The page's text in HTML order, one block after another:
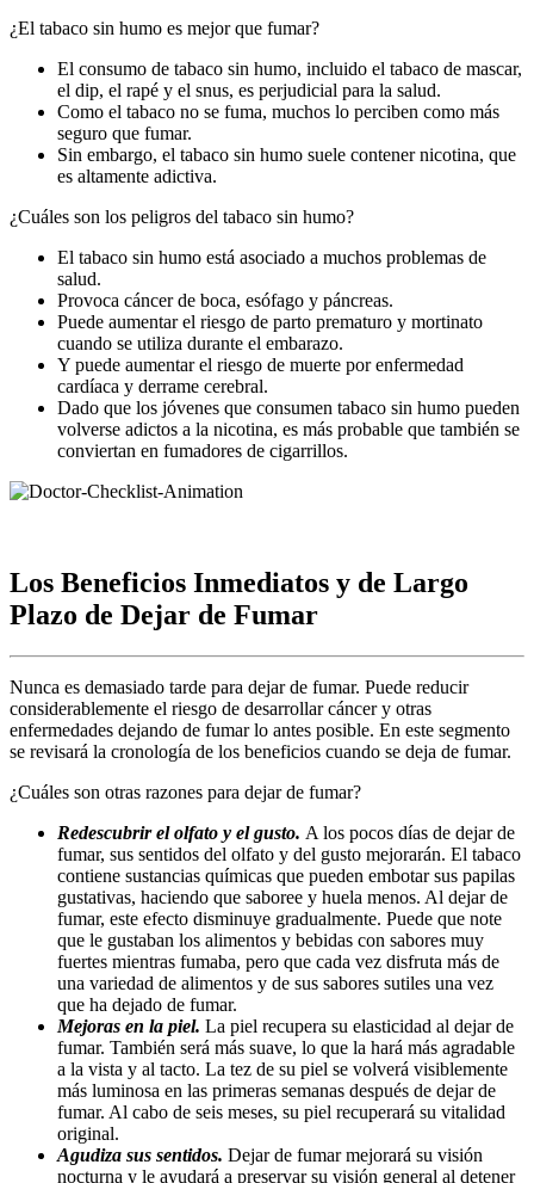
¿El tabaco sin humo es mejor que fumar?
El consumo de tabaco sin humo, incluido el tabaco de mascar,
el dip, el rapé y el snus, es perjudicial para la salud.
Como el tabaco no se fuma, muchos lo perciben como más
seguro que fumar.
Sin embargo, el tabaco sin humo suele contener nicotina, que
es altamente adictiva.
¿Cuáles son los peligros del tabaco sin humo?
El tabaco sin humo está asociado a muchos problemas de
salud.
Provoca cáncer de boca, esófago y páncreas.
Puede aumentar el riesgo de parto prematuro y mortinato
cuando se utiliza durante el embarazo.
Y puede aumentar el riesgo de muerte por enfermedad
cardíaca y derrame cerebral.
Dado que los jóvenes que consumen tabaco sin humo pueden
volverse adictos a la nicotina, es más probable que también se
conviertan en fumadores de cigarrillos.
Los Beneficios Inmediatos y de Largo
Plazo de Dejar de Fumar
Nunca es demasiado tarde para dejar de fumar. Puede reducir
considerablemente el riesgo de desarrollar cáncer y otras
enfermedades dejando de fumar lo antes posible. En este segmento
se revisará la cronología de los beneficios cuando se deja de fumar.
¿Cuáles son otras razones para dejar de fumar?
Redescubrir el olfato y el gusto. A los pocos días de dejar de
fumar, sus sentidos del olfato y del gusto mejorarán. El tabaco
contiene sustancias químicas que pueden embotar sus papilas
gustativas, haciendo que saboree y huela menos. Al dejar de
fumar, este efecto disminuye gradualmente. Puede que note
que le gustaban los alimentos y bebidas con sabores muy
fuertes mientras fumaba, pero que cada vez disfruta más de
una variedad de alimentos y de sus sabores sutiles una vez
que ha dejado de fumar.
Mejoras en la piel. La piel recupera su elasticidad al dejar de
fumar. También será más suave, lo que la hará más agradable
a la vista y al tacto. La tez de su piel se volverá visiblemente
más luminosa en las primeras semanas después de dejar de
fumar. Al cabo de seis meses, su piel recuperará su vitalidad
original.
Agudiza sus sentidos. Dejar de fumar mejorará su visión
nocturna y le ayudará a preservar su visión general al detener